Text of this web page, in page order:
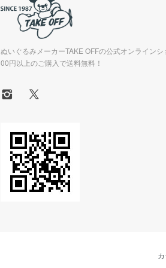
ぬいぐるみメーカーTAKE OFFの公式オンライン
00円以上のご購入で送料無料！